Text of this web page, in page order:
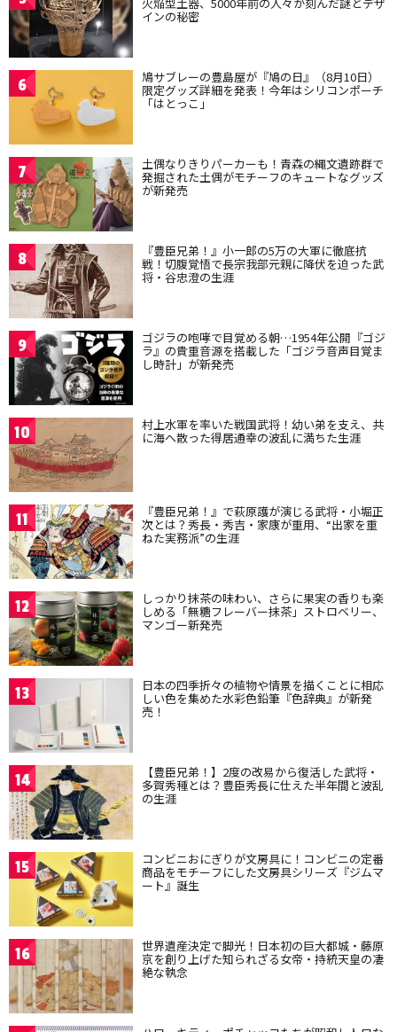
インの秘密
6 鳩サブレーの豊島屋が『鳩の日』（8月10日）
限定グッズ詳細を発表！今年はシリコンポーチ
「はとっこ」
7 土偶なりきりパーカーも！青森の縄文遺跡群で
発掘された土偶がモチーフのキュートなグッズ
が新発売
8 『豊臣兄弟！』小一郎の5万の大軍に徹底抗
戦！切腹覚悟で長宗我部元親に降伏を迫った武
将・谷忠澄の生涯
9 ゴジラの咆哮で目覚める朝…1954年公開『ゴジ
ラ』の貴重音源を搭載した「ゴジラ音声目覚ま
し時計」が新発売
10 村上水軍を率いた戦国武将！幼い弟を支え、共
に海へ散った得居通幸の波乱に満ちた生涯
11 『豊臣兄弟！』で萩原護が演じる武将・小堀正
次とは？秀長・秀吉・家康が重用、“出家を重
ねた実務派”の生涯
12 しっかり抹茶の味わい、さらに果実の香りも楽
しめる「無糖フレーバー抹茶」ストロベリー、
マンゴー新発売
13 日本の四季折々の植物や情景を描くことに相応
しい色を集めた水彩色鉛筆『色辞典』が新発
売！
14 【豊臣兄弟！】2度の改易から復活した武将・
多賀秀種とは？豊臣秀長に仕えた半年間と波乱
の生涯
15 コンビニおにぎりが文房具に！コンビニの定番
商品をモチーフにした文房具シリーズ『ジムマ
ート』誕生
16 世界遺産決定で脚光！日本初の巨大都城・藤原
京を創り上げた知られざる女帝・持統天皇の凄
絶な執念